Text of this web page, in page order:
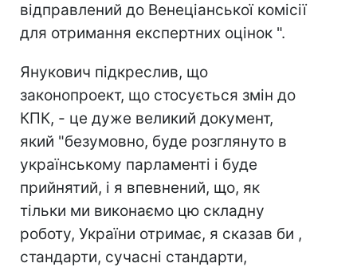
відправлений до Венеціанської комісії
для отримання експертних оцінок ".
Янукович підкреслив, що
законопроект, що стосується змін до
КПК, - це дуже великий документ,
який "безумовно, буде розглянуто в
українському парламенті і буде
прийнятий, і я впевнений, що, як
тільки ми виконаємо цю складну
роботу, України отримає, я сказав би ,
стандарти, сучасні стандарти,